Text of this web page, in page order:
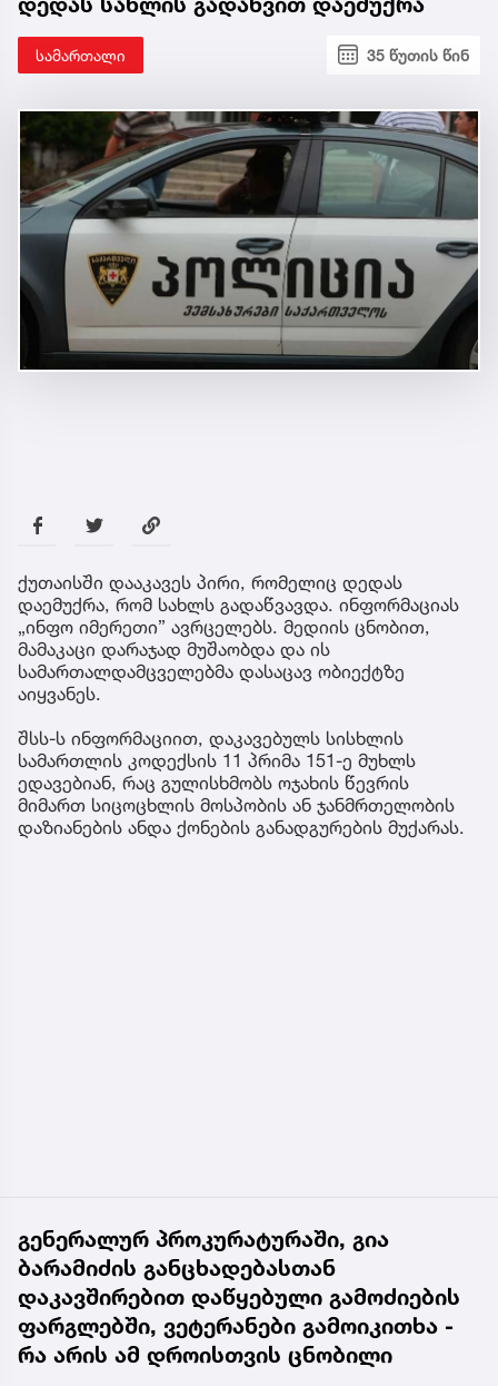
სამართალი 35 წუთის წინ
ქუთაისში დააკავეს პირი, რომელიც დედას
დაემუქრა, რომ სახლს გადაწვავდა. ინფორმაციას
„ინფო იმერეთი” ავრცელებს. მედიის ცნობით,
მამაკაცი დარაჯად მუშაობდა და ის
სამართალდამცველებმა დასაცავ ობიექტზე
აიყვანეს.
შსს-ს ინფორმაციით, დაკავებულს სისხლის
სამართლის კოდექსის 11 პრიმა 151-ე მუხლს
ედავებიან, რაც გულისხმობს ოჯახის წევრის
მიმართ სიცოცხლის მოსპობის ან ჯანმრთელობის
დაზიანების ანდა ქონების განადგურების მუქარას.
გენერალურ პროკურატურაში, გია
ბარამიძის განცხადებასთან
დაკავშირებით დაწყებული გამოძიების
ფარგლებში, ვეტერანები გამოიკითხა -
რა არის ამ დროისთვის ცნობილი